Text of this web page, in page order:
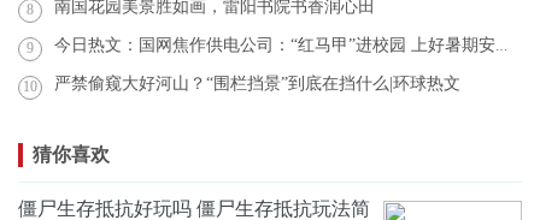
8 南国花园美景胜如画，雷阳书院书香润心田
9 今日热文：国网焦作供电公司：“红马甲”进校园 上好暑期安全第一课
10 严禁偷窥大好河山？“围栏挡景”到底在挡什么|环球热文
猜你喜欢
僵尸生存抵抗好玩吗 僵尸生存抵抗玩法简